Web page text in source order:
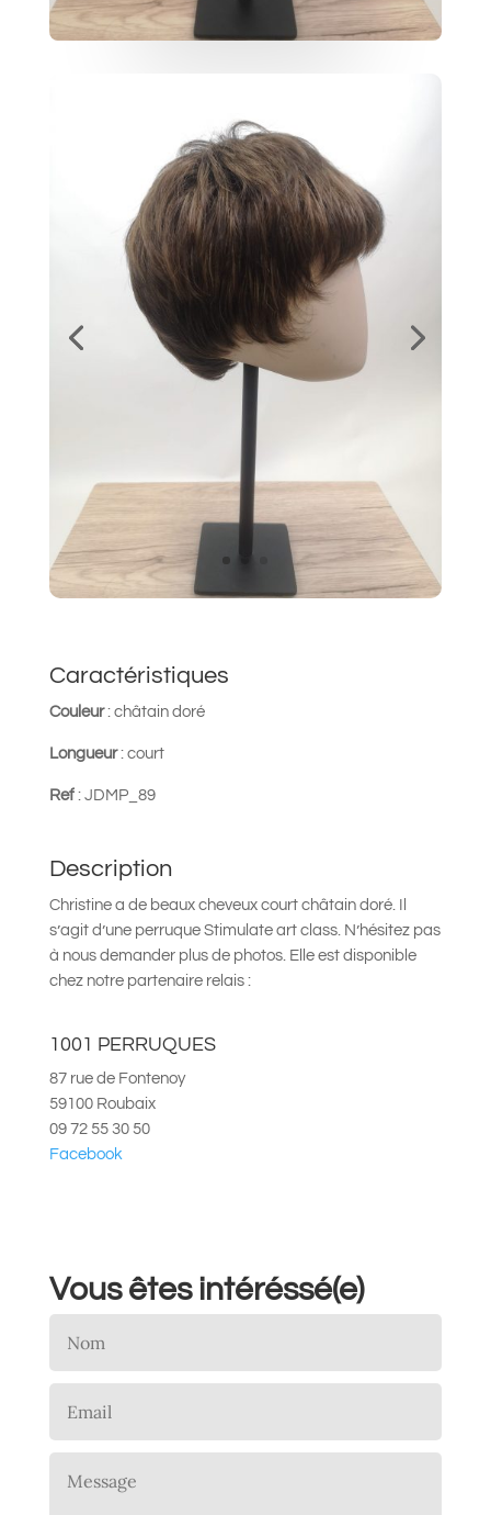
Caractéristiques
Couleur: châtain doré
Longueur: court
Ref: JDMP_89
Description
Christine a de beaux cheveux court châtain doré. Il
s’agit d’une perruque Stimulate art class. N’hésitez pas
à nous demander plus de photos. Elle est disponible
chez notre partenaire relais :
1001 PERRUQUES
87 rue de Fontenoy
59100 Roubaix
09 72 55 30 50
Facebook
Vous êtes intéréssé(e)